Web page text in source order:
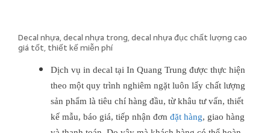
Decal nhựa, decal nhựa trong, decal nhựa đục chất lượng cao
giá tốt, thiết kế miễn phí
Dịch vụ in decal tại In Quang Trung được thực hiện
theo một quy trình nghiêm ngặt luôn lấy chất lượng
sản phẩm là tiêu chí hàng đầu, từ khâu tư vấn, thiết
kế mẫu, báo giá, tiếp nhận đơn đặt hàng, giao hàng